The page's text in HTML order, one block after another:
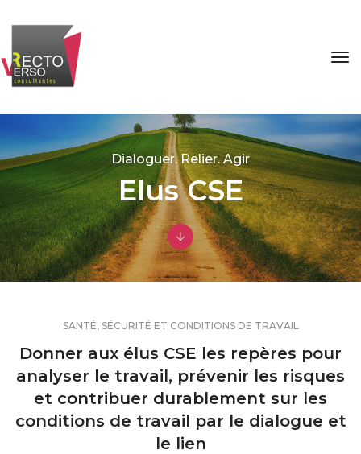
Dialoguer. Relier. Agir
Elus CSE
SANTÉ, SÉCURITÉ ET CONDITIONS DE TRAVAIL
Donner aux élus CSE les repères pour
analyser le travail, prévenir les risques
et contribuer durablement sur les
conditions de travail par le dialogue et
le lien